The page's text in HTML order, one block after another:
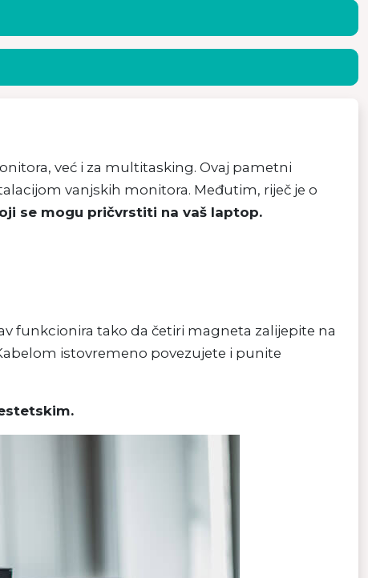
već i za multitasking. Ovaj pametni
vanjskih monitora. Međutim, riječ je o
se mogu pričvrstiti na vaš laptop.
funkcionira tako da četiri magneta zalijepite na
istovremeno povezujete i punite